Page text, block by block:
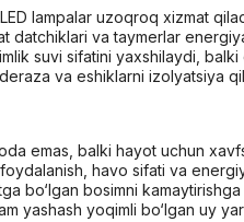
lampalar uzoqroq xizmat
datchiklari va taymerlar
suvi sifatini yaxshilaydi,
va eshiklarni izolyatsiya
emas, balki hayot uchun
havo sifati va
bo‘lgan bosimni
yashash yoqimli bo‘lgan uy